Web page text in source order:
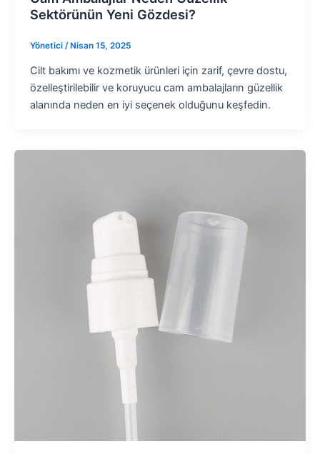
Sektörünün Yeni Gözdesi?
Yönetici / Nisan 15, 2025
Cilt bakımı ve kozmetik ürünleri için zarif, çevre dostu,
özelleştirilebilir ve koruyucu cam ambalajların güzellik
alanında neden en iyi seçenek olduğunu keşfedin.